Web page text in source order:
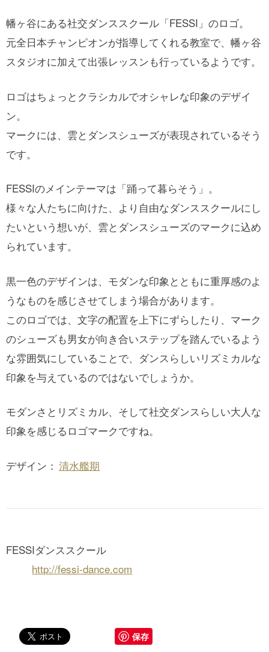
幡ヶ谷にある社交ダンススクール「FESSI」のロゴ。
元全日本チャンピオンが指導してくれる教室で、幡ヶ谷
スタジオに加えて出張レッスンも行っているようです。
ロゴはちょっとクラシカルでオシャレな印象のデザイ
ン。
マークには、雲とダンスシューズが表現されているそう
です。
FESSIのメインテーマは「踊って暮らそう」。
様々な人たちに向けた、より自由なダンススクールにし
たいという想いが、雲とダンスシューズのマークに込め
られています。
黒一色のデザインは、モダンな印象とともに重厚感のよ
うなものを感じさせてしまう場合があります。
このロゴでは、文字の配置を上下にずらしたり、マーク
のシューズも男女が向き合いステップを踏んでいるよう
な雰囲気にしていることで、ダンスらしいリズミカルな
印象を与えているのではないでしょうか。
モダンさとリズミカル、そして社交ダンスらしい大人な
印象を感じるロゴマークですね。
デザイン： 清水艦期
FESSIダンススクール
http://fessi-dance.com
保存